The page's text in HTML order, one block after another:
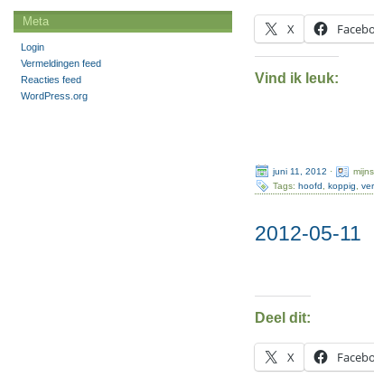
X
Vind ik leuk:
juni 11, 2012 ·
Tags:hoofd ,koppig ,
2012-05-11
Deel dit:
X
Meta
Login
Vermeldingen feed
Reacties feed
WordPress.org